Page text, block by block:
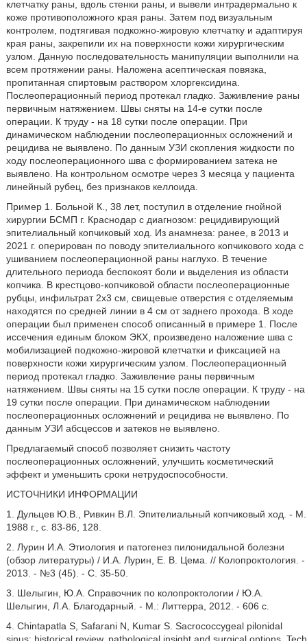
клетчатку раны, вдоль стенки раны, и вывели интрадермально к
коже противоположного края раны. Затем под визуальным
контролем, подтягивая подкожно-жировую клетчатку и адаптируя
края раны, закрепили их на поверхности кожи хирургическим
узлом. Данную последовательность манипуляции выполнили на
всем протяжении раны. Наложена асептическая повязка,
пропитанная спиртовым раствором хлоргексидина.
Послеоперационный период протекал гладко. Заживление раны
первичным натяжением. Швы сняты на 14-е сутки после
операции. К труду - на 18 сутки после операции. При
динамическом наблюдении послеоперационных осложнений и
рецидива не выявлено. По данным УЗИ скопления жидкости по
ходу послеоперационного шва с формированием затека не
выявлено. На контрольном осмотре через 3 месяца у пациента
линейный рубец, без признаков келлоида.
Пример 1. Больной К., 38 лет, поступил в отделение гнойной
хирургии БСМП г. Краснодар с диагнозом: рецидивирующий
эпителиальный копчиковый ход. Из анамнеза: ранее, в 2013 и
2021 г. оперирован по поводу эпителиального копчикового хода с
ушиванием послеоперационной раны наглухо. В течение
длительного периода беспокоят боли и выделения из области
копчика. В крестцово-копчиковой области послеоперационные
рубцы, инфильтрат 2x3 см, свищевые отверстия с отделяемым
находятся по средней линии в 4 см от заднего прохода. В ходе
операции был применен способ описанный в примере 1. После
иссечения единым блоком ЭКХ, произведено наложение шва с
мобилизацией подкожно-жировой клетчатки и фиксацией на
поверхности кожи хирургическим узлом. Послеоперационный
период протекал гладко. Заживление раны первичным
натяжением. Швы сняты на 15 сутки после операции. К труду - на
19 сутки после операции. При динамическом наблюдении
послеоперационных осложнений и рецидива не выявлено. По
данным УЗИ абсцессов и затеков не выявлено.
Предлагаемый способ позволяет снизить частоту
послеоперационных осложнений, улучшить косметический
эффект и уменьшить сроки нетрудоспособности.
ИСТОЧНИКИ ИНФОРМАЦИИ
1. Дульцев Ю.В., Ривкин В.Л. Эпителиальный копчиковый ход. - М.
1988 г., с. 83-86, 128.
2. Лурин И.А. Этиология и патогенез пилонидальной болезни
(обзор литературы) / И.А. Лурин, Е. В. Цема. // Колопроктология. -
2013. - №3 (45). - С. 35-50.
3. Шелыгин, Ю.А. Справочник по колопроктологии / Ю.А.
Шелыгин, Л.А. Благодарный. - М.: Литтерра, 2012. - 606 с.
4. Chintapatla S, Safarani N, Kumar S. Sacrococcygeal pilonidal